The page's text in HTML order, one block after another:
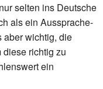
selten ins Deutsche
als ein Aussprache-
aber wichtig, die
diese richtig zu
ein